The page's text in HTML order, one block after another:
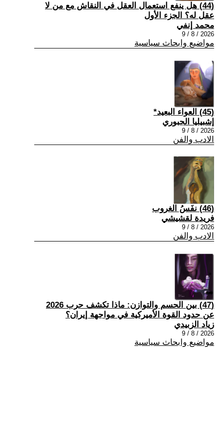
(44) هل ينفع استعمال العقل في النقاش مع من لا
عقل له؟ الجزء الأول
محمد إنفي
2026 / 8 / 9
مواضيع وابحاث سياسية
(45) العواء البعيد*
إشبيليا الجبوري
2026 / 8 / 9
الادب والفن
(46) نفَسُ الغروب
فريدة لقشيشي
2026 / 8 / 9
الادب والفن
(47) بين الحسم والتوازن: ماذا تكشف حرب 2026
عن حدود القوة الأميركية في مواجهة إيران؟
زياد الزبيدي
2026 / 8 / 9
مواضيع وابحاث سياسية